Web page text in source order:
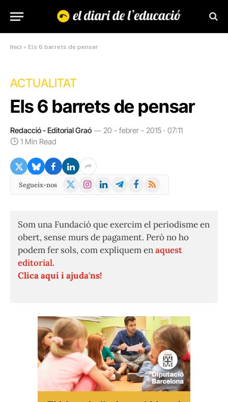
Inici » Els 6 barrets de pensar
ACTUALITAT
Els 6 barrets de pensar
Redacció - Editorial Graó
20 - febrer - 2015 · 07:11
1 Min Read
Segueix-nos
X
Instagram
LinkedInTelegramFacebook
RSS
Som una Fundació que exercim el periodisme en
obert, sense murs de pagament. Però no ho
podem fer sols, com expliquem enaquest
editorial.
Clica aquí i ajuda'ns!